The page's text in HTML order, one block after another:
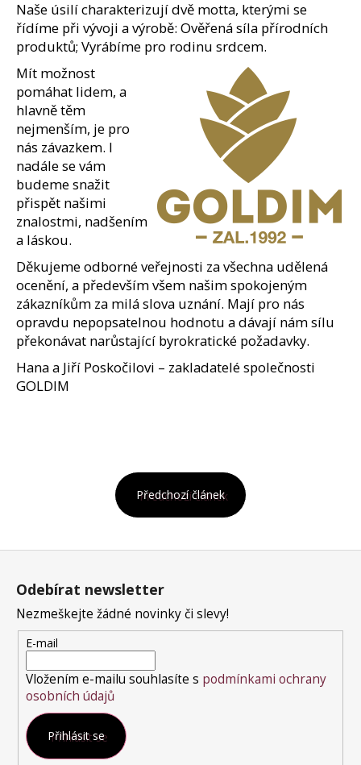
Naše úsilí charakterizují dvě motta, kterými se
řídíme při vývoji a výrobě: Ověřená síla přírodních
produktů; Vyrábíme pro rodinu srdcem.
Mít možnost
pomáhat lidem, a
hlavně těm
nejmenším, je pro
nás závazkem. I
nadále se vám
budeme snažit
přispět našimi
znalostmi, nadšením
a láskou.
Děkujeme odborné veřejnosti za všechna udělená
ocenění, a především všem našim spokojeným
zákazníkům za milá slova uznání. Mají pro nás
opravdu nepopsatelnou hodnotu a dávají nám sílu
překonávat narůstající byrokratické požadavky.
Hana a Jiří Poskočilovi – zakladatelé společnosti
GOLDIM
Předchozí článek
Odebírat newsletter
Nezmeškejte žádné novinky či slevy!
E-mail
Vložením e-mailu souhlasíte s podmínkami ochrany
osobních údajů
Přihlásit se